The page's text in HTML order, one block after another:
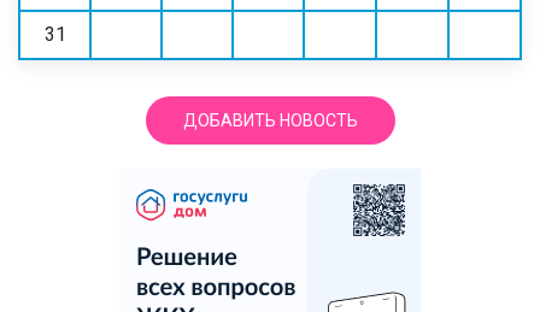
31
ДОБАВИТЬ НОВОСТЬ